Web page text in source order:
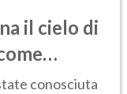
il cielo di
conosciuta